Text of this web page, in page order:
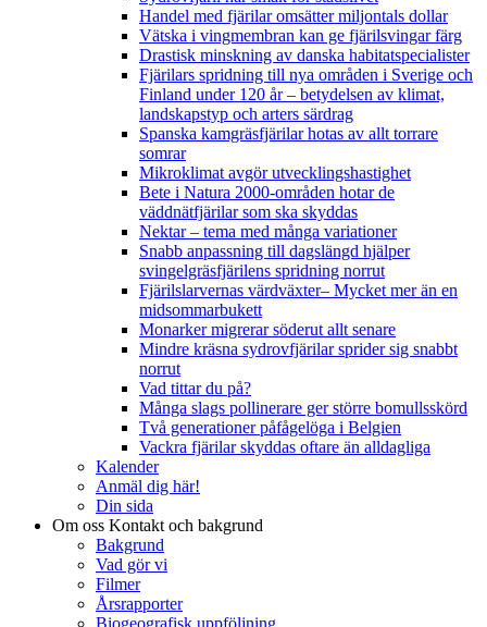
Handel med fjärilar omsätter miljontals dollar
Vätska i vingmembran kan ge fjärilsvingar färg
Drastisk minskning av danska habitatspecialister
Fjärilars spridning till nya områden i Sverige och
Finland under 120 år– betydelsen av klimat,
landskapstyp och arters särdrag
Spanska kamgräsfjärilar hotas av allt torrare
somrar
Mikroklimat avgör utvecklingshastighet
Bete i Natura 2000-områden hotar de
väddnätfjärilar som ska skyddas
Nektar – tema med många variationer
Snabb anpassning till dagslängd hjälper
svingelgräsfjärilens spridning norrut
Fjärilslarvernas värdväxter– Mycket mer än en
midsommarbukett
Monarker migrerar söderut allt senare
Mindre kräsna sydrovfjärilar sprider sig snabbt
norrut
Vad tittar du på?
Många slags pollinerare ger större bomullsskörd
Två generationer påfågelöga i Belgien
Vackra fjärilar skyddas oftare än alldagliga
Kalender
Anmäl dig här!
Din sida
Om oss Kontakt och bakgrund
Bakgrund
Vad gör vi
Filmer
Årsrapporter
Biogeografisk uppföljning